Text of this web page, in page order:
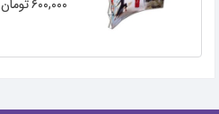
۶۰۰,۰۰۰تومان